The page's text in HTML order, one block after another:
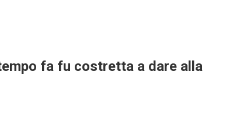
fa fu costretta a dare alla